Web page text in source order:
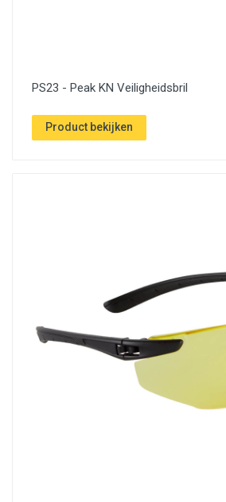
PS23 - Peak KN Veiligheidsbril
Product bekijken